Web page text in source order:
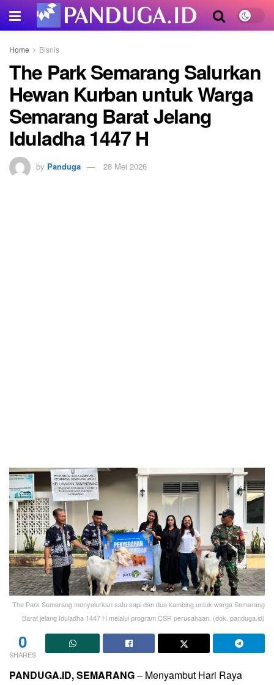
Home Bisnis
The Park Semarang Salurkan
Hewan Kurban untuk Warga
Semarang Barat Jelang
Iduladha 1447 H
by Panduga 28 Mei 2026
The Park Semarang menyalurkan satu sapi dan dua kambing untuk warga Semarang
Barat jelang Iduladha 1447 H melalui program CSR perusahaan. (dok. panduga.id)
0
SHARES
PANDUGA.ID, SEMARANG– Menyambut Hari Raya